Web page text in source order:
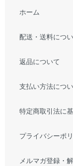
ホーム
配送・送料につ
返品について
支払い方法につ
特定商取引法に
プライバシーポ
メルマガ登録・